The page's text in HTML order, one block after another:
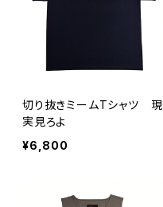
切り抜きミームTシャツ 現
実見ろよ
¥6,800